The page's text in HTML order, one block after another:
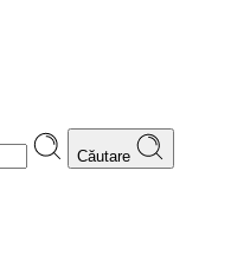
Căutare